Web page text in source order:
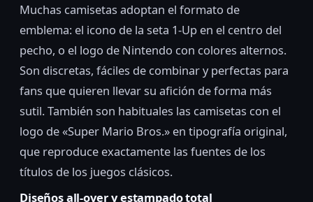
Muchas camisetas adoptan el formato de
emblema: el icono de la seta 1-Up en el centro del
pecho, o el logo de Nintendo con colores alternos.
Son discretas, fáciles de combinar y perfectas para
fans que quieren llevar su afición de forma más
sutil. También son habituales las camisetas con el
logo de «Super Mario Bros.» en tipografía original,
que reproduce exactamente las fuentes de los
títulos de los juegos clásicos.
Diseños all-over y estampado total